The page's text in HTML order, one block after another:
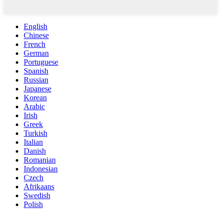
English
Chinese
French
German
Portuguese
Spanish
Russian
Japanese
Korean
Arabic
Irish
Greek
Turkish
Italian
Danish
Romanian
Indonesian
Czech
Afrikaans
Swedish
Polish